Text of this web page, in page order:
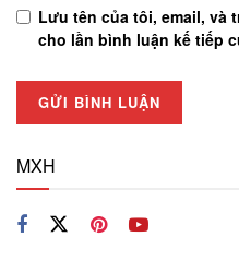
Lưu tên của tôi, email, và
cho lần bình luận kế tiếp
MXH